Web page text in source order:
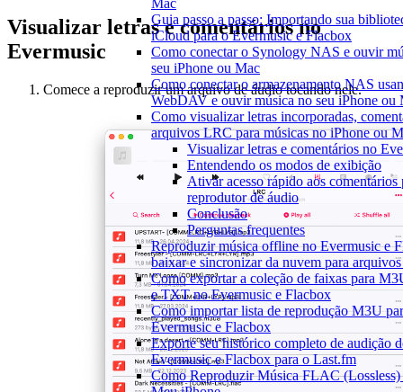
Mac
Guia passo a passo: Importando sua
iCloud para o Evermusic e Flacbox
Como conectar o Synology NAS e ouvir
seu iPhone ou Mac
Como conectar o armazenamento NAS
WebDAV e ouvir música no seu iPhone ou
Como visualizar letras incorporadas,
arquivos LRC para músicas no iPhone ou
Visualizar letras e comentários no
Entendendo os modos de exibição
Ativar acesso rápido aos comentários
reprodutor de áudio
Conclusão
Perguntas frequentes
Reproduzir música offline no Evermusic e
baixar e sincronizar da nuvem para
Como exportar a coleção de faixas para
e TXT no Evermusic e Flacbox
Como importar lista de reprodução M3U
Evermusic e Flacbox
Exporte seu histórico completo de audição
Evermusic e Flacbox para o Last.fm
Como Reproduzir Música FLAC (Lossless)
Visualizar letras e comentários no
Evermusic
Comece a reproduzir um arquivo de áudio tocando nele.